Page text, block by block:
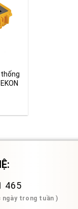
465
ngày trong tuần )